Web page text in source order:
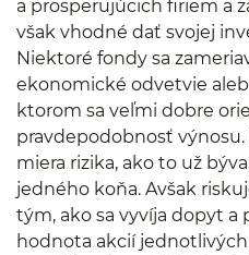
a prosperujúcich firiem a
však vhodné dať svojej
Niektoré fondy sa
ekonomické odvetvie
ktorom sa veľmi dobre
pravdepodobnosť výnosu.
miera rizika, ako to už
jedného koňa. Avšak
tým, ako sa vyvíja dopyt a
hodnota akcií